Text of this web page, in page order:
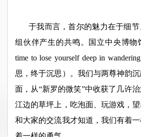
于我而言，首尔的魅力在于细
组伙伴产生的共鸣。国立中央博物
time to lose yourself deep in
思，终于沉思）。我们与两尊神韵
面，从“新罗的微笑”中收获了几许
江边的草坪上，吃泡面、玩游戏，
和大家的交流我才知道，我们有着